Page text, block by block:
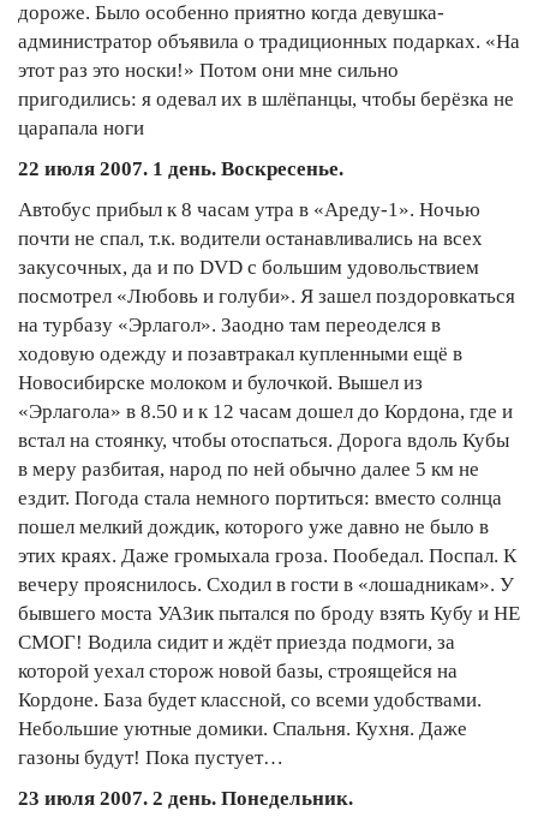
дороже. Было особенно приятно когда девушка-
администратор объявила о традиционных подарках. «На
этот раз это носки!» Потом они мне сильно
пригодились: я одевал их в шлёпанцы, чтобы берёзка не
царапала ноги
22 июля 2007. 1 день. Воскресенье.
Автобус прибыл к 8 часам утра в «Ареду-1». Ночью
почти не спал, т.к. водители останавливались на всех
закусочных, да и по DVD с большим удовольствием
посмотрел «Любовь и голуби». Я зашел поздоровкаться
на турбазу «Эрлагол». Заодно там переоделся в
ходовую одежду и позавтракал купленными ещё в
Новосибирске молоком и булочкой. Вышел из
«Эрлагола» в 8.50 и к 12 часам дошел до Кордона, где и
встал на стоянку, чтобы отоспаться. Дорога вдоль Кубы
в меру разбитая, народ по ней обычно далее 5 км не
ездит. Погода стала немного портиться: вместо солнца
пошел мелкий дождик, которого уже давно не было в
этих краях. Даже громыхала гроза. Пообедал. Поспал. К
вечеру прояснилось. Сходил в гости в «лошадникам». У
бывшего моста УАЗик пытался по броду взять Кубу и НЕ
СМОГ! Водила сидит и ждёт приезда подмоги, за
которой уехал сторож новой базы, строящейся на
Кордоне. База будет классной, со всеми удобствами.
Небольшие уютные домики. Спальня. Кухня. Даже
газоны будут! Пока пустует…
23 июля 2007. 2 день. Понедельник.